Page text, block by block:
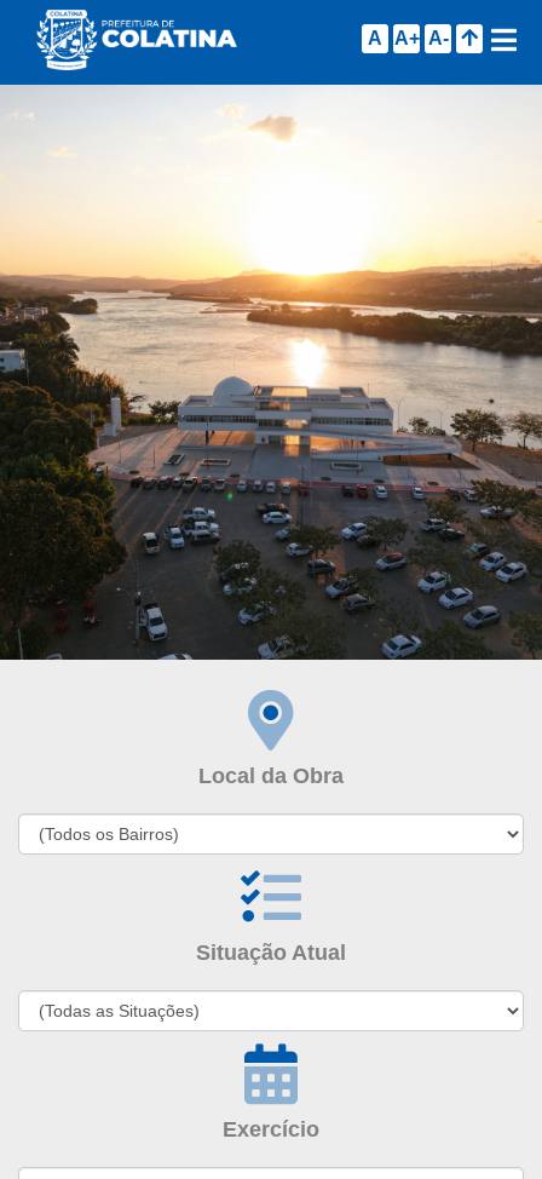
A A+ A-
Local da Obra
Situação Atual
Exercício